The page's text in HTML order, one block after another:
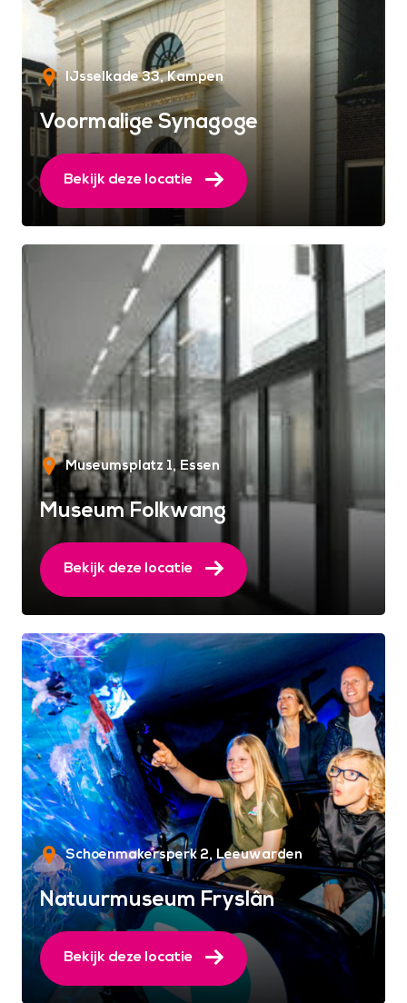
IJsselkade 33 Kampen
Voormalige Synagoge
Bekijk deze locatie
Museumsplatz 1 Essen
Museum Folkwang
Bekijk deze locatie
Schoenmakersperk 2 Leeuwarden
Natuurmuseum Fryslân
Bekijk deze locatie